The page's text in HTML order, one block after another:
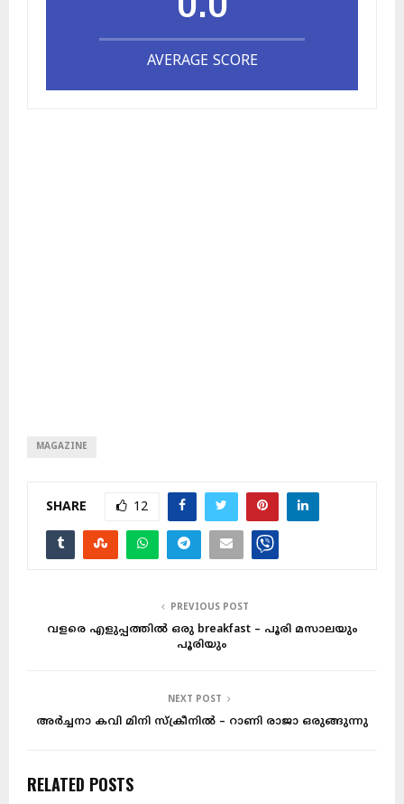
AVERAGE SCORE
MAGAZINE
SHARE 12
PREVIOUS POST
വളരെ എളുപ്പത്തിൽ ഒരു breakfast – പൂരി മസാലയും
പൂരിയും
NEXT POST
അർച്ചനാ കവി മിനി സ്ക്രീനിൽ – റാണി രാജാ ഒരുങ്ങുന്നു
RELATED POSTS